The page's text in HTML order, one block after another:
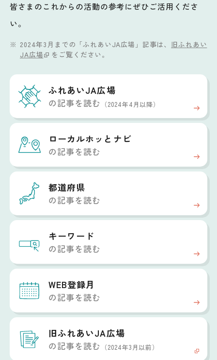
皆さまのこれからの活動の参考にぜひご活用くださ
い。
2024年3月までの「ふれあいJA広場」記事は、 旧ふれあい
JA広場
をご覧ください。
ふれあいJA広場
の記事を読む （2024年4月以降）
ローカルホッと ナビ
の記事を読む
都道府県
の記事を読む
キーワード
の記事を読む
WEB登録月
の記事を読む
旧ふれあいJA広場
の記事を読む （2024年3月以前）